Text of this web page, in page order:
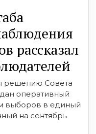
рассказал
решению Совета
оперативный
выборов в единый
на сентябрь